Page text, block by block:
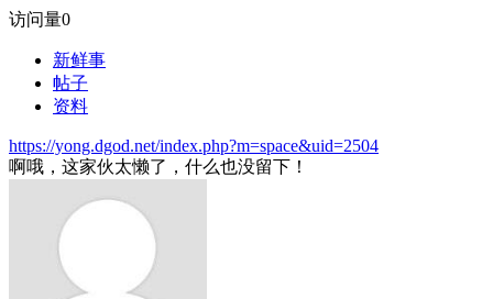
访问量0
新鲜事
帖子
资料
https://yong.dgod.net/index.php?m=space&uid=2504
啊哦，这家伙太懒了，什么也没留下！